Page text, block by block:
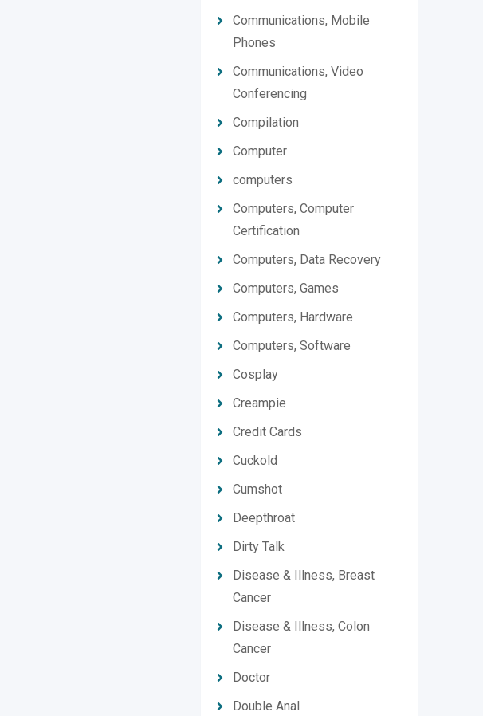
Communications, Mobile
Phones
Communications, Video
Conferencing
Compilation
Computer
computers
Computers, Computer
Certification
Computers, Data Recovery
Computers, Games
Computers, Hardware
Computers, Software
Cosplay
Creampie
Credit Cards
Cuckold
Cumshot
Deepthroat
Dirty Talk
Disease & Illness, Breast
Cancer
Disease & Illness, Colon
Cancer
Doctor
Double Anal